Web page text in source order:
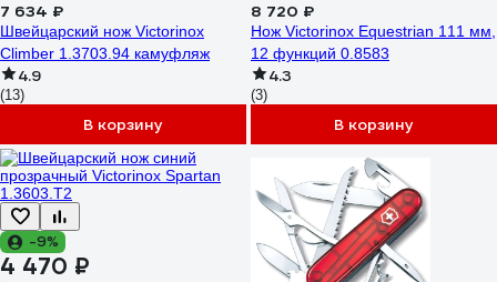
7 634 ₽
Швейцарский нож Victorinox
Climber 1.3703.94 камуфляж
4.9
(13)
В корзину
8 720 ₽
Нож Victorinox Equestrian 111 мм,
12 функций 0.8583
4.3
(3)
В корзину
-9%
4 470 ₽